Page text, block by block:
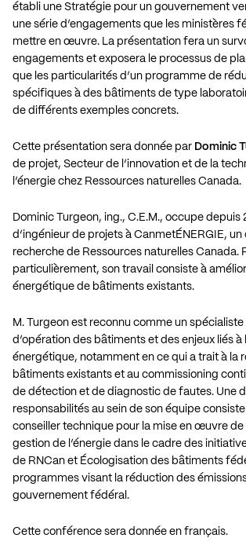
établi une Stratégie pour un gouvernement
une série d’engagements que les ministères
mettre en œuvre. La présentation fera un
engagements et exposera le processus de
que les particularités d’un programme de
spécifiques à des bâtiments de type
de différents exemples concrets.
Cette présentation sera donnée par Dominic
de projet, Secteur de l’innovation et de la
l’énergie chez Ressources naturelles Canada.
Dominic Turgeon, ing., C.E.M., occupe depuis
d’ingénieur de projets à CanmetÉNERGIE,
recherche de Ressources naturelles Canada.
particulièrement, son travail consiste à
énergétique de bâtiments existants.
M. Turgeon est reconnu comme un
d’opération des bâtiments et des enjeux liés
énergétique, notamment en ce qui a trait à la
bâtiments existants et au commissioning
de détection et de diagnostic de fautes. Une
responsabilités au sein de son équipe
conseiller technique pour la mise en œuvre
gestion de l’énergie dans le cadre des
de RNCan et Écologisation des bâtiments
programmes visant la réduction des
gouvernement fédéral.
Cette conférence sera donnée en français.